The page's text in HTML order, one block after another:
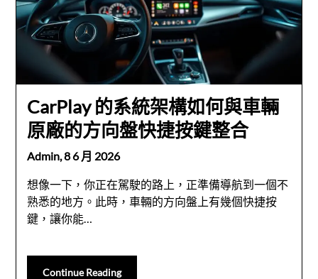
CarPlay 的系統架構如何與車輛
原廠的方向盤快捷按鍵整合
Admin,8 6 月 2026
想像一下，你正在駕駛的路上，正準備導航到一個不
熟悉的地方。此時，車輛的方向盤上有幾個快捷按
鍵，讓你能…
Continue Reading